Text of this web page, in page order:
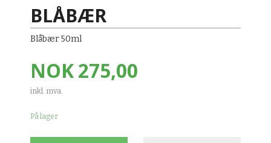
BLÅBÆR
Blåbær 50ml
Pris
NOK275,00
inkl. mva.
På lager